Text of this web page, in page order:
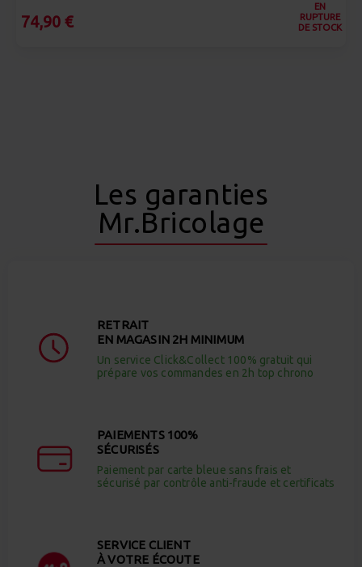
74,90 €
EN
RUPTURE
DE STOCK
Les garanties
Mr.Bricolage
RETRAIT
EN MAGASIN 2H MINIMUM
Un service Click&Collect 100% gratuit qui
prépare vos commandes en 2h top chrono
PAIEMENTS 100%
SÉCURISÉS
Paiement par carte bleue sans frais et
sécurisé par contrôle anti-fraude et certificats
SERVICE CLIENT
À VOTRE ÉCOUTE